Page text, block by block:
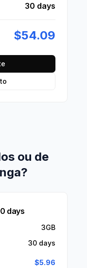
30 days
$54.09
ou de
days
3GB
30 days
$5.96